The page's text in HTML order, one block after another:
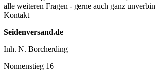
alle weiteren Fragen - gerne auch ganz
Kontakt
Seidenversand.de
Inh. N. Borcherding
Nonnenstieg 16